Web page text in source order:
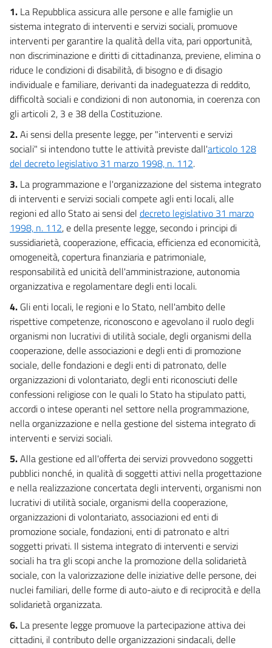
15
16
17
Capo IV
STRUMENTI PER FAVORIRE IL RIORDINO DEL SISTEMA
INTEGRATO DI INTERVENTI E SERVIZI SOCIALI
18
19
20
21
Capo V
INTERVENTI, SERVIZI ED EMOLUMENTI ECONOMICI
DEL SISTEMA INTEGRATO DI INTERVENTI
E SERVIZI SOCIALI
Sezione I
Disposizioni generali
22
23
24
25
26
Capo VI
DISPOSIZIONI FINALI
27
28
29
30
1. La Repubblica assicura alle persone e alle famiglie un
sistema integrato di interventi e servizi sociali, promuove
interventi per garantire la qualità della vita, pari opportunità,
non discriminazione e diritti di cittadinanza, previene, elimina o
riduce le condizioni di disabilità, di bisogno e di disagio
individuale e familiare, derivanti da inadeguatezza di reddito,
difficoltà sociali e condizioni di non autonomia, in coerenza con
gli articoli 2, 3 e 38 della Costituzione.
2.Ai sensi della presente legge, per "interventi e servizi
sociali" si intendono tutte le attività previste dall'articolo 128
del decreto legislativo 31 marzo 1998, n. 112.
3. La programmazione e l'organizzazione del sistema integrato
di interventi e servizi sociali compete agli enti locali, alle
regioni ed allo Stato ai sensi del decreto legislativo 31 marzo
1998, n. 112, e della presente legge, secondo i principi di
sussidiarietà, cooperazione, efficacia, efficienza ed economicità,
omogeneità, copertura finanziaria e patrimoniale,
responsabilità ed unicità dell'amministrazione, autonomia
organizzativa e regolamentare degli enti locali.
4. Gli enti locali, le regioni e lo Stato, nell'ambito delle
rispettive competenze, riconoscono e agevolano il ruolo degli
organismi non lucrativi di utilità sociale, degli organismi della
cooperazione, delle associazioni e degli enti di promozione
sociale, delle fondazioni e degli enti di patronato, delle
organizzazioni di volontariato, degli enti riconosciuti delle
confessioni religiose con le quali lo Stato ha stipulato patti,
accordi o intese operanti nel settore nella programmazione,
nella organizzazione e nella gestione del sistema integrato di
interventi e servizi sociali.
5.Alla gestione ed all'offerta dei servizi provvedono soggetti
pubblici nonché, in qualità di soggetti attivi nella progettazione
e nella realizzazione concertata degli interventi, organismi non
lucrativi di utilità sociale, organismi della cooperazione,
organizzazioni di volontariato, associazioni ed enti di
promozione sociale, fondazioni, enti di patronato e altri
soggetti privati. Il sistema integrato di interventi e servizi
sociali ha tra gli scopi anche la promozione della solidarietà
sociale, con la valorizzazione delle iniziative delle persone, dei
nuclei familiari, delle forme di auto-aiuto e di reciprocità e della
solidarietà organizzata.
6. La presente legge promuove la partecipazione attiva dei
cittadini, il contributo delle organizzazioni sindacali, delle